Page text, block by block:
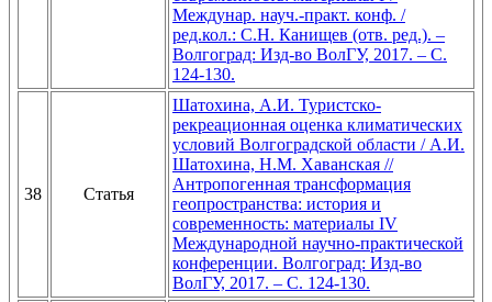
Междунар. науч.-практ. конф. /
ред.кол.: С.Н. Канищев (отв. ред.). –
Волгоград: Изд-во ВолГУ, 2017. – С.
124-130.
38 Статья
Шатохина, А.И. Туристско-
рекреационная оценка климатических
условий Волгоградской области / А.И.
Шатохина, Н.М. Хаванская //
Антропогенная трансформация
геопространства: история и
современность: материалы IV
Международной научно-практической
конференции. Волгоград: Изд-во
ВолГУ, 2017. – С. 124-130.